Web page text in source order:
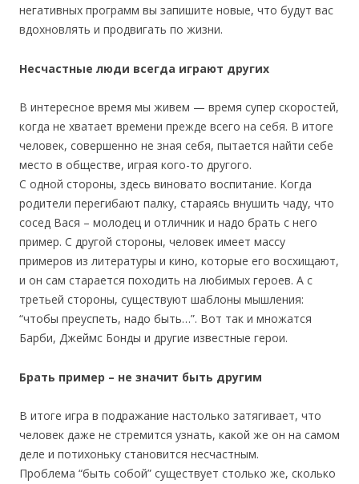
негативных программ вы запишите новые, что будут вас
вдохновлять и продвигать по жизни.
Несчастные люди всегда играют других
В интересное время мы живем — время супер скоростей,
когда не хватает времени прежде всего на себя. В итоге
человек, совершенно не зная себя, пытается найти себе
место в обществе, играя кого-то другого.
С одной стороны, здесь виновато воспитание. Когда
родители перегибают палку, стараясь внушить чаду, что
сосед Вася – молодец и отличник и надо брать с него
пример. С другой стороны, человек имеет массу
примеров из литературы и кино, которые его восхищают,
и он сам старается походить на любимых героев. А с
третьей стороны, существуют шаблоны мышления:
“чтобы преуспеть, надо быть…”. Вот так и множатся
Барби, Джеймс Бонды и другие известные герои.
Брать пример – не значит быть другим
В итоге игра в подражание настолько затягивает, что
человек даже не стремится узнать, какой же он на самом
деле и потихоньку становится несчастным.
Проблема “быть собой” существует столько же, сколько